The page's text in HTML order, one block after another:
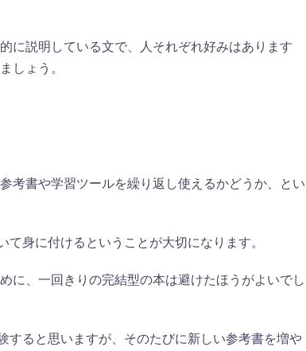
に説明している文で、人それぞれ好みはあります
しょう。
考書や学習ツールを繰り返し使えるかどうか、とい
身に付けるということが大切になります。
に、一回きりの完結型の本は避けたほうがよいでし
すると思いますが、そのたびに新しい参考書を増や